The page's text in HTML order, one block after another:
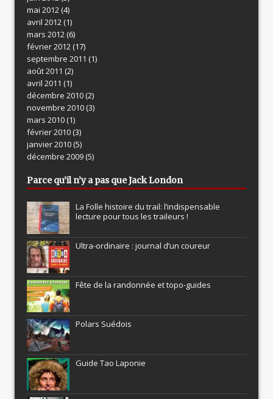
mai 2012(4)
avril 2012(1)
mars 2012(6)
février 2012(17)
septembre 2011 (1)
août 2011 (2)
avril 2011 (1)
décembre 2010(2)
novembre 2010(3)
mars 2010(1)
février 2010(3)
janvier 2010(5)
décembre 2009(5)
Parce qu’il n’y a pas que Jack London
La Folle histoire du trail: l’indispensable
lecture pour tous les traileurs !
Ultra-ordinaire : journal d’un coureur
Fête de la randonnée et topo-guides
Polars Suédois
Guide Tao Laponie